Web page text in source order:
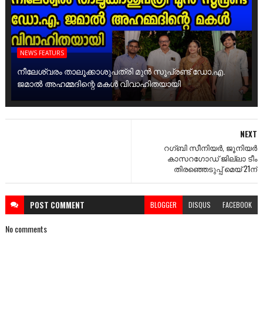
NEWS FEATURS
നീലേശ്വരം താലൂക്കാശുപത്രി മുൻ സൂപ്രണ്ട് ഡോ.എ.
ജമാൽ അഹമ്മദിന്റെ മകൾ വിവാഹിതയായി
NEXT
റഗ്‌ബി സീനിയർ, ജൂനിയർ
കാസറഗോഡ് ജില്ലാ ടീം
തിരഞ്ഞെടുപ്പ് മെയ് 21ന്
POST COMMENT BLOGGER DISQUS FACEBOOK
No comments